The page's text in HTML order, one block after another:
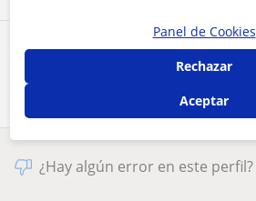
Comparte a este profesor
¿Hay algún error en este perfil?
Panel de Cookies
Rechazar
Aceptar